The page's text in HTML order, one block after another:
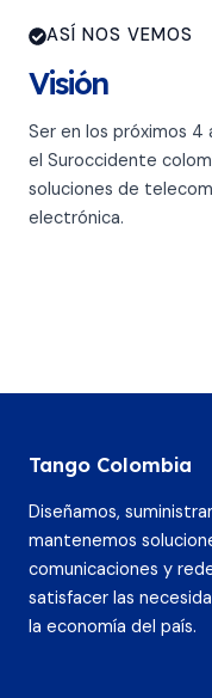
ASÍ NOS VEMOS
Visión
Ser en los próximos 4
el Suroccidente
soluciones de
electrónica.
Tango Colombia
Diseñamos,
mantenemos
comunicaciones y
satisfacer las
la economía del país.